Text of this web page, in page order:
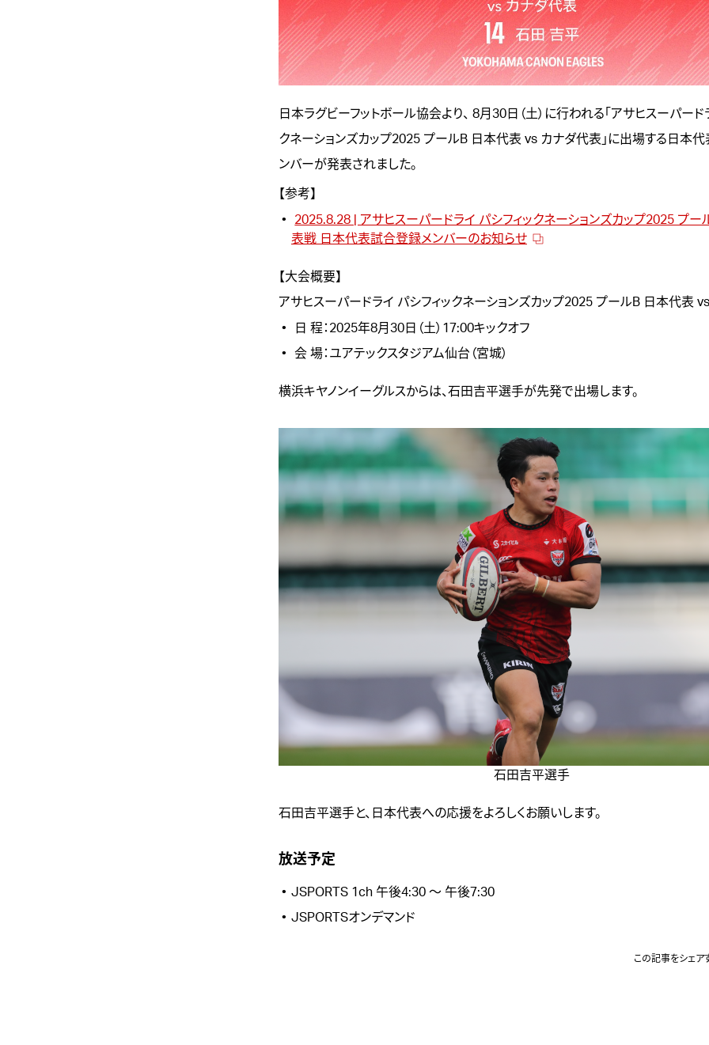
日本ラグビーフットボール協会より、 8月30日（土）に行われる「 アサヒスーパード
クネーションズカップ2025 プールB 日本代表 vs カナダ代表 」に出場する日本
ンバーが発表されました。
【参考】
2025.8.28 | アサヒスーパードライ パシフィックネーションズカップ2025 プー
表戦 日本代表試合登録メンバーのお知らせ
【大会概要】
アサヒスーパードライ パシフィックネーションズカップ2025 プールB 日本代表
日 程：2025年8月30日（土）17:00キックオフ
会 場：ユアテックスタジアム仙台（宮城）
横浜キヤノンイーグルスからは、 石田吉平選手が先発で出場します。
石田吉平選手
石田吉平選手と、日本代表への応援をよろしくお願いします。
放送予定
JSPORTS 1ch 午後4:30 ～ 午後7:30
JSPORTSオンデマンド
この記事をシェア